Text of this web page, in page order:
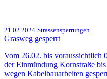
21.02.2024 Strassensperrungen
Grasweg gesperrt
Vom 26.02. bis voraussichtlich
der Einmündung Kornstraße
wegen Kabelbauarbeiten